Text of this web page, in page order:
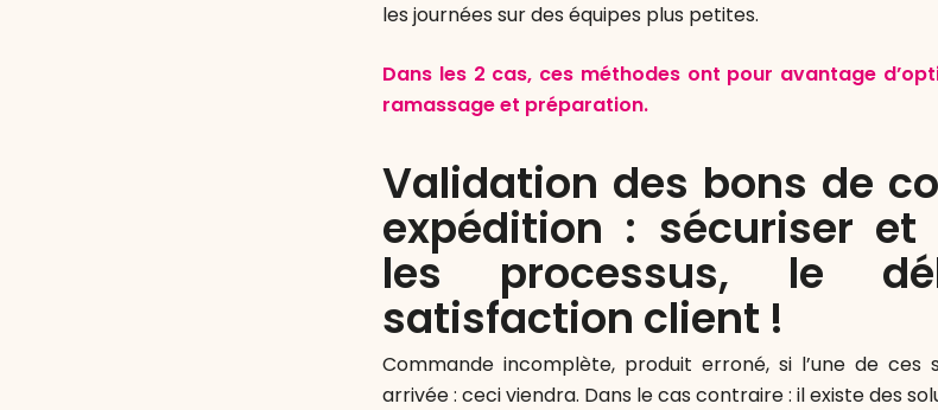
les journées sur des équipes plus petites.
Dans les 2 cas, ces méthodes ont pour avantage
ramassage et préparation.
Validation des bons de
expédition : sécuriser et
les processus, le
satisfaction client !
Commande incomplète, produit erroné, si l’une de ces
arrivée : ceci viendra. Dans le cas contraire : il existe des